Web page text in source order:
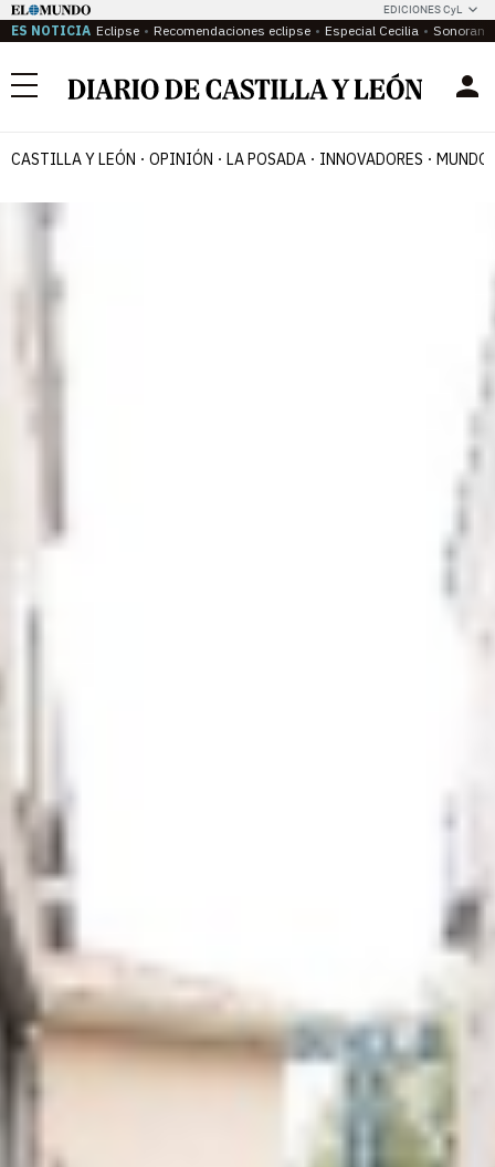
EDICIONES CyL
ES NOTICIA Eclipse Recomendaciones eclipse Especial Cecilia
Menú
CASTILLA Y LEÓN OPINIÓN LA POSADA INNOVADORES MUNDO